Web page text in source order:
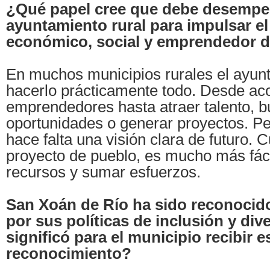
¿Qué papel cree que debe
ayuntamiento rural para impulsar
económico, social y emprendedor
En muchos municipios rurales el
hacerlo prácticamente todo. Desde
emprendedores hasta atraer talento,
oportunidades o generar proyectos.
hace falta una visión clara de futuro.
proyecto de pueblo, es mucho más
recursos y sumar esfuerzos.
San Xoán de Río ha sido
por sus políticas de inclusión y
significó para el municipio recibir
reconocimiento?